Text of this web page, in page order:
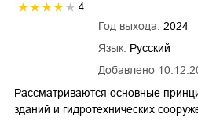
4
Добавлено
Год выхода: 2024
Язык: Русский
Рассматриваются основные
зданий и гидротехнических